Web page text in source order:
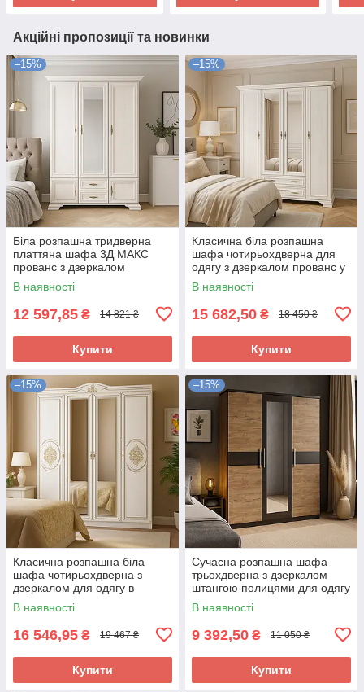
Акційні пропозиції та новинки
–15%
Біла розпашна тридверна
платтяна шафа 3Д МАКС
прованс з дзеркалом
шухлядами в спальню Іріс
Мебель Сервіс
В наявності
12 597,85 ₴ 14 821 ₴
Купити
–15%
Класична біла розпашна
шафа чотирьохдверна для
одягу з дзеркалом прованс у
спальню Іріс Мебель Сервіс
В наявності
15 682,50 ₴ 18 450 ₴
Купити
–15%
Класична розпашна біла
шафа чотирьохдверна з
дзеркалом для одягу в
спальню 180 см Мілан
Мебель Сервіс
В наявності
16 546,95 ₴ 19 467 ₴
Купити
–15%
Сучасна розпашна шафа
трьохдверна з дзеркалом
штангою полицями для одягу
в спальню Вероніка Мебель
Сервіс
В наявності
9 392,50 ₴ 11 050 ₴
Купити